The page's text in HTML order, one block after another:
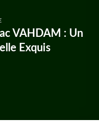
VAHDAM : Un
Exquis